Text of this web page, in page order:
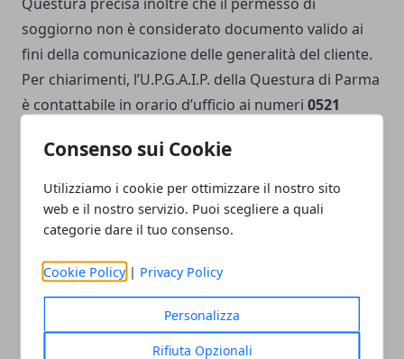
Consenso sui Cookie
Utilizziamo i cookie per ottimizzare il nostro sito
web e il nostro servizio. Puoi scegliere a quali
categorie dare il tuo consenso.
Cookie Policy | Privacy Policy
Personalizza
Rifiuta Opzionali
soggiorno non è considerato documento valido ai
fini della comunicazione delle generalità del cliente.
Per chiarimenti, l’U.P.G.A.I.P. della Questura di Parma
è contattabile in orario d’ufficio ai numeri 0521